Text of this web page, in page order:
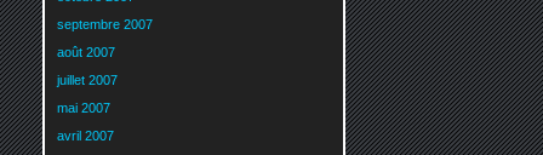
septembre 2007
août 2007
juillet 2007
mai 2007
avril 2007